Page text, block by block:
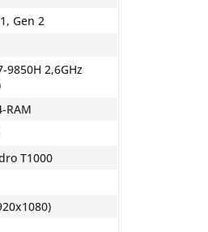
Gen 2
9850H 2,6GHz
RAM
T1000